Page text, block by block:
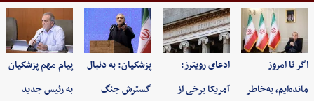
اگر تا امروز
مانده‌ایم، به‌خاطر
ادعای رویترز:
آمریکا برخی از
پزشکیان: به‌ دنبال
گسترش جنگ
پیام مهم پزشکیان
به رئیس جدید